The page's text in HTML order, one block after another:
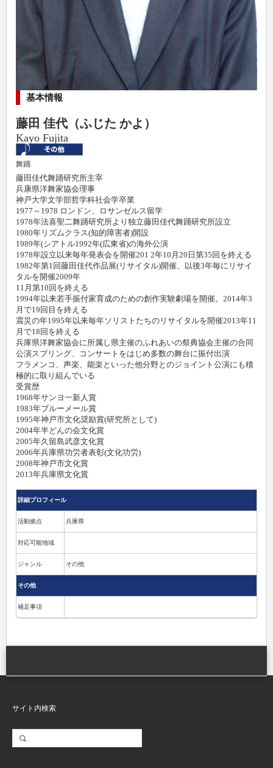
基本情報
藤田 佳代（ふじた かよ）
Kayo Fujita
舞踊
藤田佳代舞踊研究所主宰
兵康県洋舞家協会理事
神戸大学文学部哲学科社会学卒業
1977～1978 ロンドン、ロサンゼルス留学
1978年法喜聖二舞踊研究所より独立藤田佳代舞踊研究所設立
1980年リズムクラス(知的障害者)開設
1989年(シアトル1992年(広東省)の海外公演
1978年設立以来毎年発表会を開催201 2年10月20日第35回を終える
1982年第1回藤田佳代作品展(リサイタル)開催、以後3年毎にリサイ
タルを開催2009年
11月第10回を終える
1994年以来若手振付家育成のための創作実験劇場を開催。2014年3
月で19回目を終える
震災の年1995年以来毎年ソリストたちのリサイタルを開催2013年11
月で18回を終える
兵庫県洋舞家協会に所属し県主催のふれあいの祭典協会主催の合同
公演スプリング、コンサートをはじめ多数の舞台に振付出演
フラメンコ、声楽、能楽といった他分野とのジョイント公演にも積
極的に取り組んでいる
受賞歴
1968年サンヨ一新人賞
1983年ブルーメール賞
1995年神戸市文化奨励賞(研究所として)
2004年半どんの会文化賞
2005年久留島武彦文化賞
2006年兵庫県功労者表彰(文化功労)
2008年神戸市文化賞
2013年兵庫県文化賞
詳細プロフィール
活動拠点 兵庫県
対応可能地域
ジャンル その他
その他
補足事項
サイト内検索